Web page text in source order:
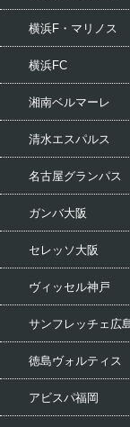
横浜F・マリノス
横浜FC
湘南ベルマーレ
清水エスパルス
名古屋グランパス
ガンバ大阪
セレッソ大阪
ヴィッセル神戸
サンフレッチェ広
徳島ヴォルティス
アビスパ福岡